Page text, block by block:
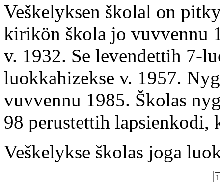
Veškelyksen školal on
kirikön škola jo vuvvennu
v. 1932. Se levendettih 7-
luokkahizekse v. 1957.
vuvvennu 1985. Školas
98 perustettih lapsienkodi,
Veškelykse školas joga
1